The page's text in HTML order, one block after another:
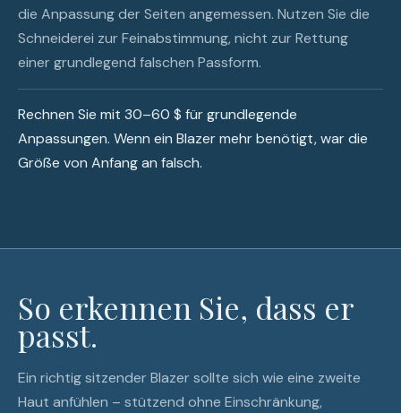
die Anpassung der Seiten angemessen. Nutzen Sie die
Schneiderei zur Feinabstimmung, nicht zur Rettung
einer grundlegend falschen Passform.
Rechnen Sie mit 30–60 $ für grundlegende
Anpassungen. Wenn ein Blazer mehr benötigt, war die
Größe von Anfang an falsch.
So erkennen Sie, dass er
passt.
Ein richtig sitzender Blazer sollte sich wie eine zweite
Haut anfühlen – stützend ohne Einschränkung,